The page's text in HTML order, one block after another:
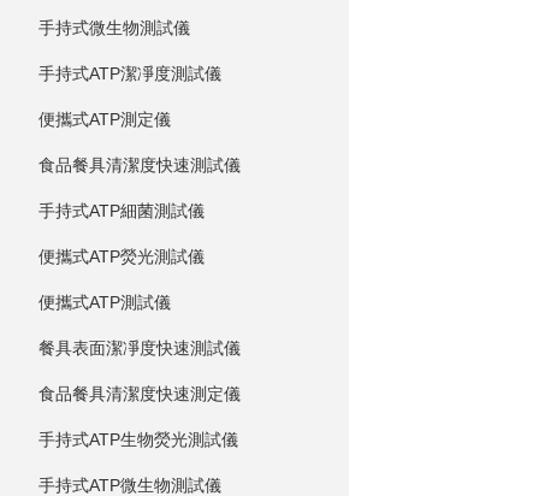
手持式微生物測試儀
手持式ATP潔凈度測試儀
便攜式ATP測定儀
食品餐具清潔度快速測試儀
手持式ATP細菌測試儀
便攜式ATP熒光測試儀
便攜式ATP測試儀
餐具表面潔凈度快速測試儀
食品餐具清潔度快速測定儀
手持式ATP生物熒光測試儀
手持式ATP微生物測試儀